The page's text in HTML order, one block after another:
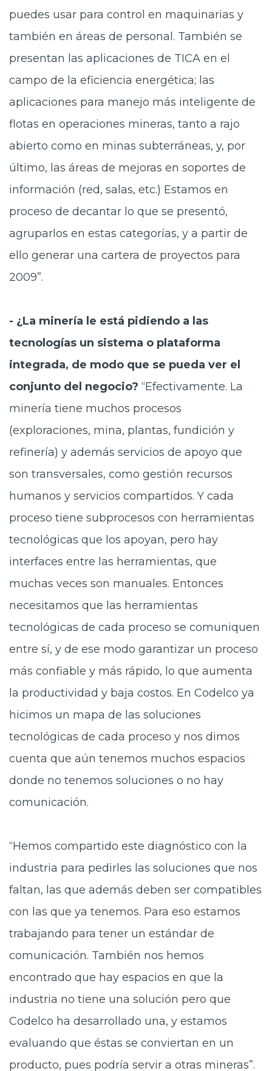
puedes usar para control en maquinarias y
también en áreas de personal. También se
presentan las aplicaciones de TICA en el
campo de la eficiencia energética; las
aplicaciones para manejo más inteligente de
flotas en operaciones mineras, tanto a rajo
abierto como en minas subterráneas, y, por
último, las áreas de mejoras en soportes de
información (red, salas, etc.) Estamos en
proceso de decantar lo que se presentó,
agruparlos en estas categorías, y a partir de
ello generar una cartera de proyectos para
2009”.
- ¿La minería le está pidiendo a las
tecnologías un sistema o plataforma
integrada, de modo que se pueda ver el
conjunto del negocio? “Efectivamente. La
minería tiene muchos procesos
(exploraciones, mina, plantas, fundición y
refinería) y además servicios de apoyo que
son transversales, como gestión recursos
humanos y servicios compartidos. Y cada
proceso tiene subprocesos con herramientas
tecnológicas que los apoyan, pero hay
interfaces entre las herramientas, que
muchas veces son manuales. Entonces
necesitamos que las herramientas
tecnológicas de cada proceso se comuniquen
entre sí, y de ese modo garantizar un proceso
más confiable y más rápido, lo que aumenta
la productividad y baja costos. En Codelco ya
hicimos un mapa de las soluciones
tecnológicas de cada proceso y nos dimos
cuenta que aún tenemos muchos espacios
donde no tenemos soluciones o no hay
comunicación.
“Hemos compartido este diagnóstico con la
industria para pedirles las soluciones que nos
faltan, las que además deben ser compatibles
con las que ya tenemos. Para eso estamos
trabajando para tener un estándar de
comunicación. También nos hemos
encontrado que hay espacios en que la
industria no tiene una solución pero que
Codelco ha desarrollado una, y estamos
evaluando que éstas se conviertan en un
producto, pues podría servir a otras mineras”.